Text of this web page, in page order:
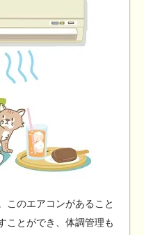
このエアコンがあること
ことができ、体調管理も